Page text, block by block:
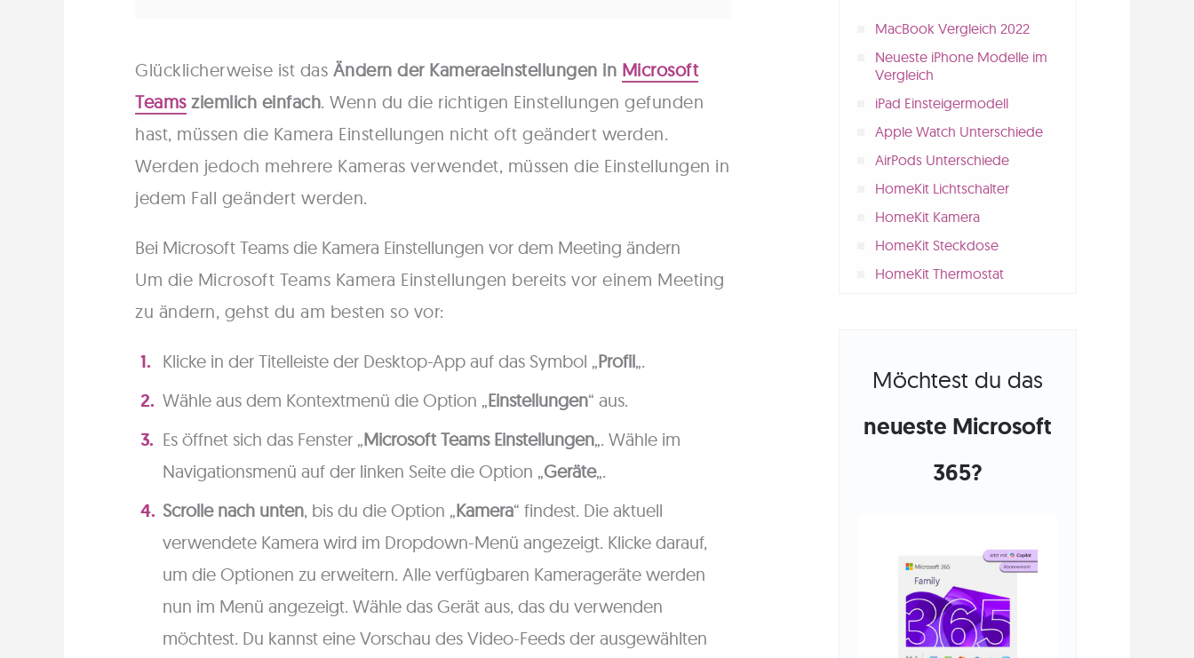
Glücklicherweise ist das Ändern der Kameraeinstellungen in Microsoft
Teamsziemlich einfach. Wenn du die richtigen Einstellungen gefunden
hast, müssen die Kamera Einstellungen nicht oft geändert werden.
Werden jedoch mehrere Kameras verwendet, müssen die Einstellungen in
jedem Fall geändert werden.
Bei Microsoft Teams die Kamera Einstellungen vor dem Meeting ändern
Um die Microsoft Teams Kamera Einstellungen bereits vor einem Meeting
zu ändern, gehst du am besten so vor:
Klicke in der Titelleiste der Desktop-App auf das Symbol „Profil„.
Wähle aus dem Kontextmenü die Option „Einstellungen“ aus.
Es öffnet sich das Fenster „Microsoft Teams Einstellungen„. Wähle im
Navigationsmenü auf der linken Seite die Option „Geräte„.
Scrolle nach unten, bis du die Option „Kamera“ findest. Die aktuell
verwendete Kamera wird im Dropdown-Menü angezeigt. Klicke darauf,
um die Optionen zu erweitern. Alle verfügbaren Kamerageräte werden
nun im Menü angezeigt. Wähle das Gerät aus, das du verwenden
möchtest. Du kannst eine Vorschau des Video-Feeds der ausgewählten
MacBook Vergleich 2022
Neueste iPhone Modelle im
Vergleich
iPad Einsteigermodell
Apple Watch Unterschiede
AirPods Unterschiede
HomeKit Lichtschalter
HomeKit Kamera
HomeKit Steckdose
HomeKit Thermostat
Möchtest du das
neueste Microsoft
365?